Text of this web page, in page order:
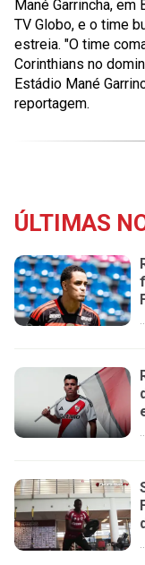
Mané Garrincha,
TV Globo, e o time
estreia. "O time
Corinthians no
Estádio Mané
reportagem.
ÚLTIMAS